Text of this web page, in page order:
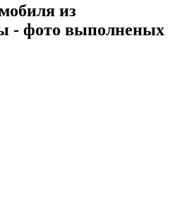
из
- фото выполненых